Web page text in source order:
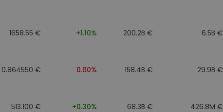
1658.55 € +1.10% 200.2B € 6.5B €
0.864550 € 0.00% 158.4B € 29.9B €
513.100 € +0.30% 68.3B € 426.8M €